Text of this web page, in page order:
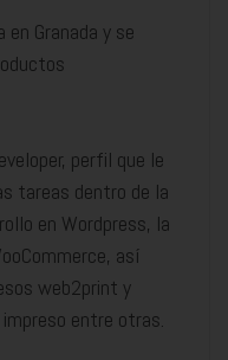
Granada y se
perfil que le
tareas dentro de la
en Wordpress, la
así
web2print y
entre otras.